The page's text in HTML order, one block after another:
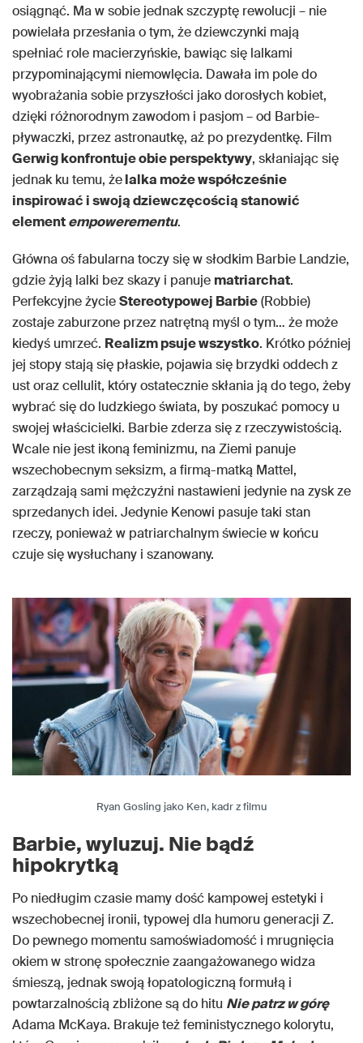
osiągnąć. Ma w sobie jednak szczyptę rewolucji – nie
powielała przesłania o tym, że dziewczynki mają
spełniać role macierzyńskie, bawiąc się lalkami
przypominającymi niemowlęcia. Dawała im pole do
wyobrażania sobie przyszłości jako dorosłych kobiet,
dzięki różnorodnym zawodom i pasjom – od Barbie-
pływaczki, przez astronautkę, aż po prezydentkę. Film
Gerwig konfrontuje obie perspektywy, skłaniając się
jednak ku temu, żelalka może współcześnie
inspirować i swoją dziewczęcością stanowić
elementempowerementu.
Główna oś fabularna toczy się w słodkim Barbie Landzie,
gdzie żyją lalki bez skazy i panuje matriarchat.
Perfekcyjne życieStereotypowej Barbie(Robbie)
zostaje zaburzone przez natrętną myśl o tym… że może
kiedyś umrzeć. Realizm psuje wszystko. Krótko później
jej stopy stają się płaskie, pojawia się brzydki oddech z
ust oraz cellulit, który ostatecznie skłania ją do tego, żeby
wybrać się do ludzkiego świata, by poszukać pomocy u
swojej właścicielki. Barbie zderza się z rzeczywistością.
Wcale nie jest ikoną feminizmu, na Ziemi panuje
wszechobecnym seksizm, a firmą-matką Mattel,
zarządzają sami mężczyźni nastawieni jedynie na zysk ze
sprzedanych idei. Jedynie Kenowi pasuje taki stan
rzeczy, ponieważ w patriarchalnym świecie w końcu
czuje się wysłuchany i szanowany.
Ryan Gosling jako Ken, kadr z filmu
Barbie, wyluzuj. Nie bądź
hipokrytką
Po niedługim czasie mamy dość kampowej estetyki i
wszechobecnej ironii, typowej dla humoru generacji Z.
Do pewnego momentu samoświadomość i mrugnięcia
okiem w stronę społecznie zaangażowanego widza
śmieszą, jednak swoją łopatologiczną formułą i
powtarzalnością zbliżone są do hitu Nie patrz w górę
Adama McKaya. Brakuje też feministycznego kolorytu,